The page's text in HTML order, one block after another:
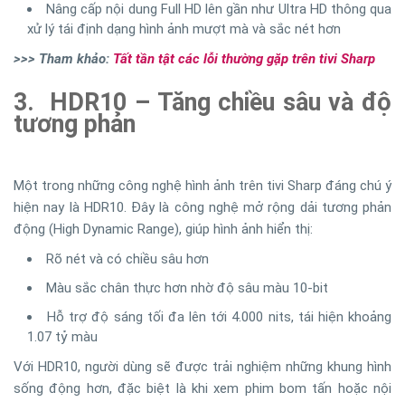
Nâng cấp nội dung Full HD lên gần như Ultra HD thông qua
xử lý tái định dạng hình ảnh mượt mà và sắc nét hơn
>>> Tham khảo: Tất tần tật các lỗi thường gặp trên tivi Sharp
3. HDR10 – Tăng chiều sâu và độ
tương phản
Một trong những công nghệ hình ảnh trên tivi Sharp đáng chú ý
hiện nay là HDR10. Đây là công nghệ mở rộng dải tương phản
động (High Dynamic Range), giúp hình ảnh hiển thị:
Rõ nét và có chiều sâu hơn
Màu sắc chân thực hơn nhờ độ sâu màu 10-bit
Hỗ trợ độ sáng tối đa lên tới 4.000 nits, tái hiện khoảng
1.07 tỷ màu
Với HDR10, người dùng sẽ được trải nghiệm những khung hình
sống động hơn, đặc biệt là khi xem phim bom tấn hoặc nội